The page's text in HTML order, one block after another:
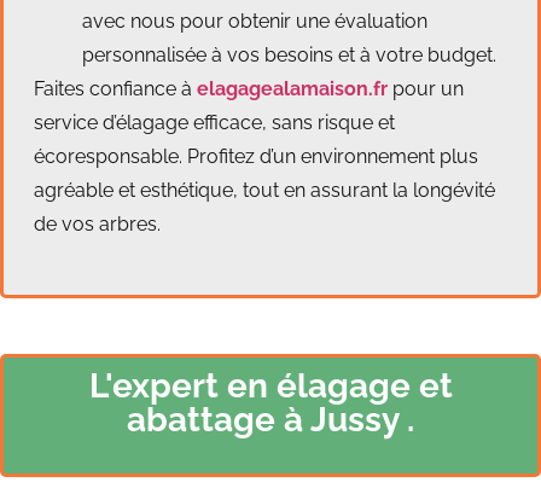
avec nous pour obtenir une évaluation
personnalisée à vos besoins et à votre budget.
Faites confiance à elagagealamaison.fr pour un
service d’élagage efficace, sans risque et
écoresponsable. Profitez d’un environnement plus
agréable et esthétique, tout en assurant la longévité
de vos arbres.
L'expert en élagage et
abattage à Jussy .